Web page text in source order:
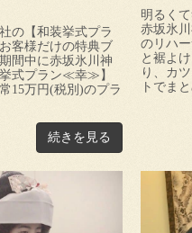
の【和装挙式プラ
客様だけの特典ブ
間中に赤坂氷川神
式プラン≪幸≫】
15万円(税別)のプラ
続きを見る
明るく
赤坂氷
のリハ
と裾よ
り、カ
トでま